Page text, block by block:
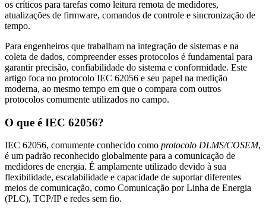
os críticos para tarefas como leitura remota de medidores,
atualizações de firmware, comandos de controle e sincronização de
tempo.
Para engenheiros que trabalham na integração de sistemas e na
coleta de dados, compreender esses protocolos é fundamental para
garantir precisão, confiabilidade do sistema e conformidade. Este
artigo foca no protocolo IEC 62056 e seu papel na medição
moderna, ao mesmo tempo em que o compara com outros
protocolos comumente utilizados no campo.
O que é IEC 62056?
IEC 62056, comumente conhecido como protocolo DLMS/COSEM,
é um padrão reconhecido globalmente para a comunicação de
medidores de energia. É amplamente utilizado devido à sua
flexibilidade, escalabilidade e capacidade de suportar diferentes
meios de comunicação, como Comunicação por Linha de Energia
(PLC), TCP/IP e redes sem fio.